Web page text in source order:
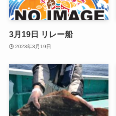
3月19日 リレー船
2023年3月19日